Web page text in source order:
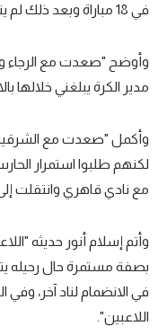
في 18 مباراة وبعد ذلك لم يتكرر الأمر".
وأوضح "صعدت مع الرجاء
مدير الكرة يبلغني خلالها
لكنهم طلبوا استمرار
مع نادي قاهري وانتقلت
وأتم إسلام أنور حديثه
بصفة مستمرة حال رحيله
في الانضمام لناد آخر،
اللاعبين".